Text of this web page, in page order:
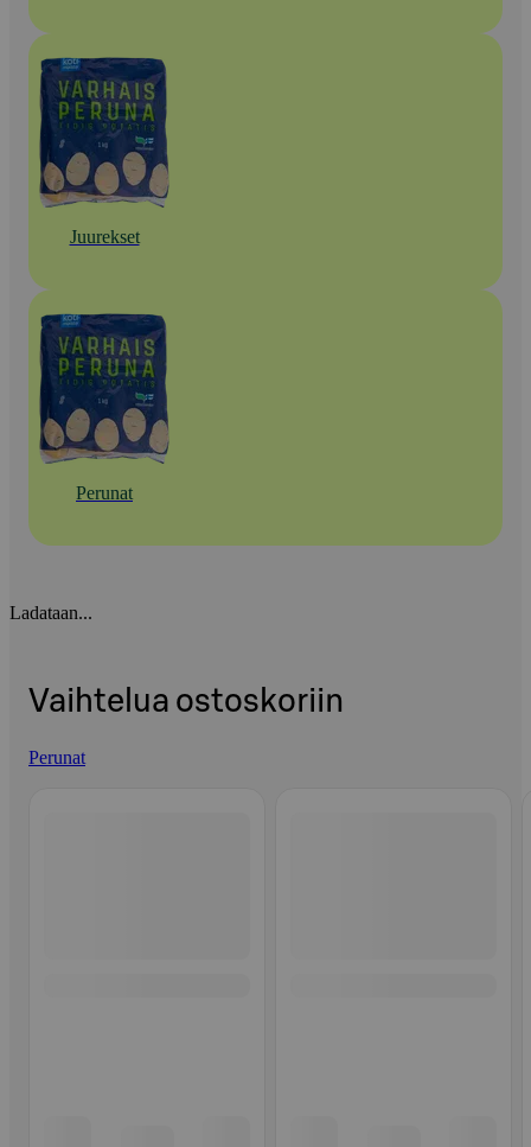
Juurekset
Perunat
Ladataan...
Vaihtelua ostoskoriin
Perunat